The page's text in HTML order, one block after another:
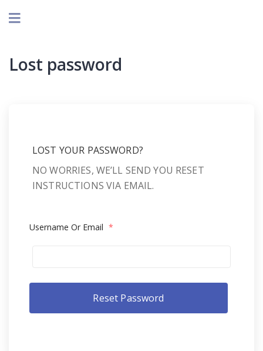
Lost password
LOST YOUR PASSWORD?
NO WORRIES, WE’LL SEND YOU RESET
INSTRUCTIONS VIA EMAIL.
Username Or Email *